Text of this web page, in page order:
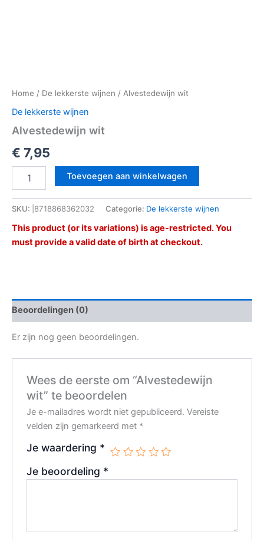
Home / De lekkerste wijnen / Alvestedewijn wit
De lekkerste wijnen
Alvestedewijn wit
€ 7,95
Toevoegen aan winkelwagen
SKU: |8718868362032 Categorie: De lekkerste wijnen
This product (or its variations) is age-restricted. You
must provide a valid date of birth at checkout.
Beoordelingen (0)
Er zijn nog geen beoordelingen.
Wees de eerste om “Alvestedewijn
wit” te beoordelen
Je e-mailadres wordt niet gepubliceerd. Vereiste
velden zijn gemarkeerd met *
Je waardering *
Je beoordeling *